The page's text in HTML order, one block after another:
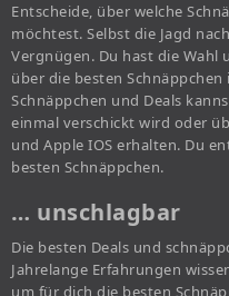
Entscheide, über welche
möchtest. Selbst die Jagd
Vergnügen. Du hast die Wahl
über die besten
Schnäppchen und Deals
einmal verschickt wird oder
und Apple IOS erhalten. Du
besten Schnäppchen.
… unschlagbar
Die besten Deals und
Jahrelange Erfahrungen
um für dich die besten